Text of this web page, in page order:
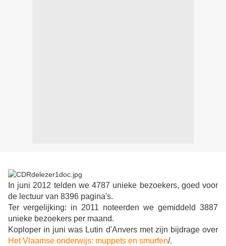
In juni 2012 telden we 4787 unieke bezoekers, goed voor
de lectuur van 8396 pagina's.
Ter vergelijking: in 2011 noteerden we gemiddeld 3887
unieke bezoekers per maand.
Koploper in juni was Lutin d'Anvers met zijn bijdrage over
Het Vlaamse onderwijs: muppets en smurfen/.